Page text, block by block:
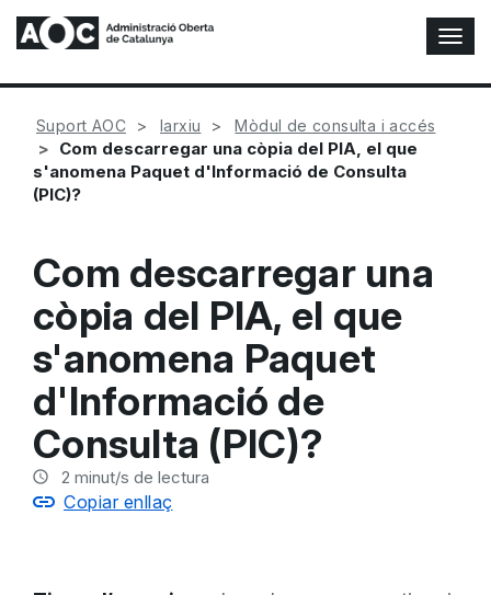
A
l
t
Suport AOC Iarxiu Mòdul de consulta i accés
Com descarregar una còpia del PIA, el que
s'anomena Paquet d'Informació de Consulta
(PIC)?
Com descarregar una
còpia del PIA, el que
s'anomena Paquet
d'Informació de
Consulta (PIC)?
2 minut/s de lectura
Copiar enllaç